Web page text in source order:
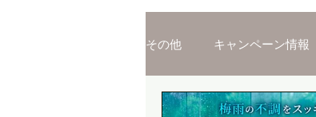
その他 キャンペーン情報
施術ご紹介 スタッ